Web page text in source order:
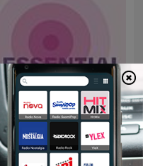
Essential Tremors